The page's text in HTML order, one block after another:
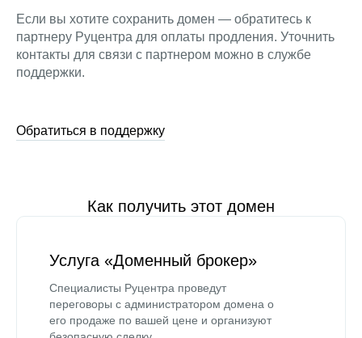
Если вы хотите сохранить домен — обратитесь к
партнеру Руцентра для оплаты продления. Уточнить
контакты для связи с партнером можно в службе
поддержки.
Обратиться в поддержку
Как получить этот домен
Услуга «Доменный брокер»
Специалисты Руцентра проведут
переговоры с администратором домена о
его продаже по вашей цене и организуют